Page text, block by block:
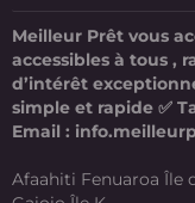
Meilleur Prêt vous
accessibles à tous ,
d’intérêt
simple et rapide ✅
Email :
Afaahiti Fenuaroa Île